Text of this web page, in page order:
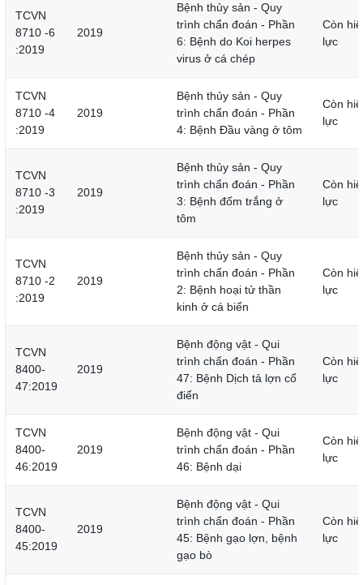
TCVN
8710 -6
:2019
2019
Bệnh thủy sản - Quy
trình chẩn đoán - Phần
6: Bệnh do Koi herpes
virus ở cá chép
Còn
lực
TCVN
8710 -4
:2019
2019
Bệnh thủy sản - Quy
trình chẩn đoán - Phần
4: Bệnh Đầu vàng ở tôm
Còn
lực
TCVN
8710 -3
:2019
2019
Bệnh thủy sản - Quy
trình chẩn đoán - Phần
3: Bệnh đốm trắng ở
tôm
Còn
lực
TCVN
8710 -2
:2019
2019
Bệnh thủy sản - Quy
trình chẩn đoán - Phần
2: Bệnh hoại tử thần
kinh ở cá biển
Còn
lực
TCVN
8400-
47:2019
2019
Bệnh động vật - Qui
trình chẩn đoán - Phần
47: Bệnh Dịch tả lợn cổ
điển
Còn
lực
TCVN
8400-
46:2019
2019
Bệnh động vật - Qui
trình chẩn đoán - Phần
46: Bệnh dại
Còn
lực
TCVN
8400-
45:2019
2019
Bệnh động vật - Qui
trình chẩn đoán - Phần
45: Bệnh gạo lợn, bệnh
gạo bò
Còn
lực